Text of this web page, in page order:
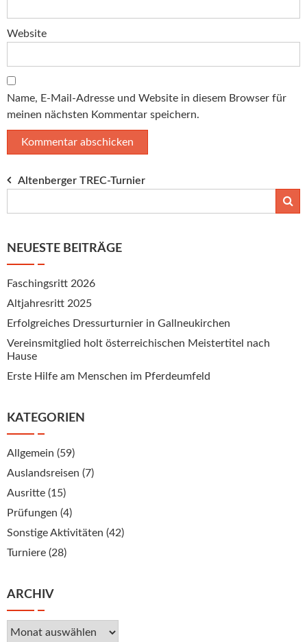
Website
Name, E-Mail-Adresse und Website in diesem Browser für
meinen nächsten Kommentar speichern.
Beitragsnavigation
Altenberger TREC-Turnier
NEUESTE BEITRÄGE
Faschingsritt 2026
Altjahresritt 2025
Erfolgreiches Dressurturnier in Gallneukirchen
Vereinsmitglied holt österreichischen Meistertitel nach
Hause
Erste Hilfe am Menschen im Pferdeumfeld
KATEGORIEN
Allgemein (59)
Auslandsreisen (7)
Ausritte (15)
Prüfungen (4)
Sonstige Aktivitäten (42)
Turniere (28)
ARCHIV
Archiv